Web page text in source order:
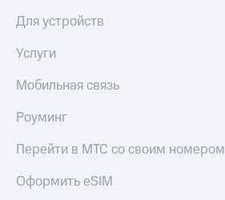
Для устройств
Услуги
Мобильная связь
Роуминг
Перейти в МТС со своим номером
Оформить eSIM